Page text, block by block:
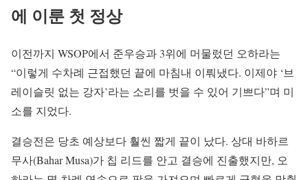
에 이룬 첫 정상
이전까지 WSOP에서 준우승과 3위에 머물렀던 오하라는
“이렇게 수차례 근접했던 끝에 마침내 이뤄냈다. 이제야 ‘브
레이슬릿 없는 강자’라는 소리를 벗을 수 있어 기쁘다”며 미
소를 지었다.
결승전은 당초 예상보다 훨씬 짧게 끝이 났다. 상대 바하르
무사(Bahar Musa)가 칩 리드를 안고 결승에 진출했지만, 오